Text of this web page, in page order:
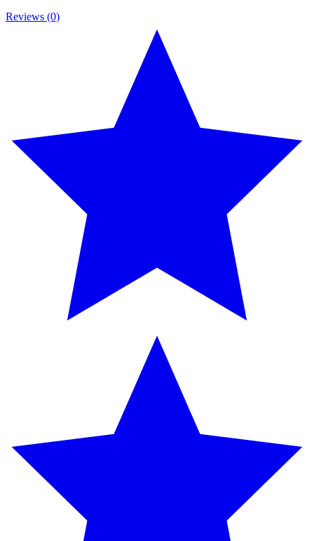
Reviews (0)